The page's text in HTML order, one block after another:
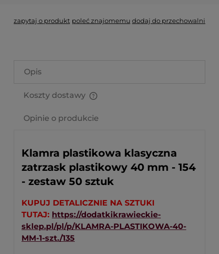
zapytaj o produkt poleć znajomemu dodaj do przechowalni
Opis
Koszty dostawy
Opinie o produkcie
Klamra plastikowa klasyczna
zatrzask plastikowy 40 mm - 154
- zestaw 50 sztuk
KUPUJ DETALICZNIE NA SZTUKI
TUTAJ: https://dodatkikrawieckie-
sklep.pl/pl/p/KLAMRA-PLASTIKOWA-40-
MM-1-szt./135